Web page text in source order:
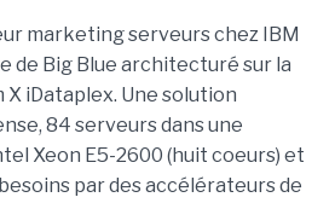
marketing serveurs chez IBM
de Big Blue architecturé sur la
iDataplex. Une solution
84 serveurs dans une
Xeon E5-2600 (huit coeurs) et
par des accélérateurs de